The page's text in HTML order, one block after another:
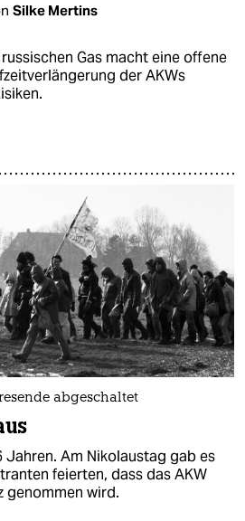
Silke Mertins
Gas macht eine offene
der AKWs
abgeschaltet
Jahren. Am Nikolaustag gab es
feierten, dass das AKW
genommen wird.